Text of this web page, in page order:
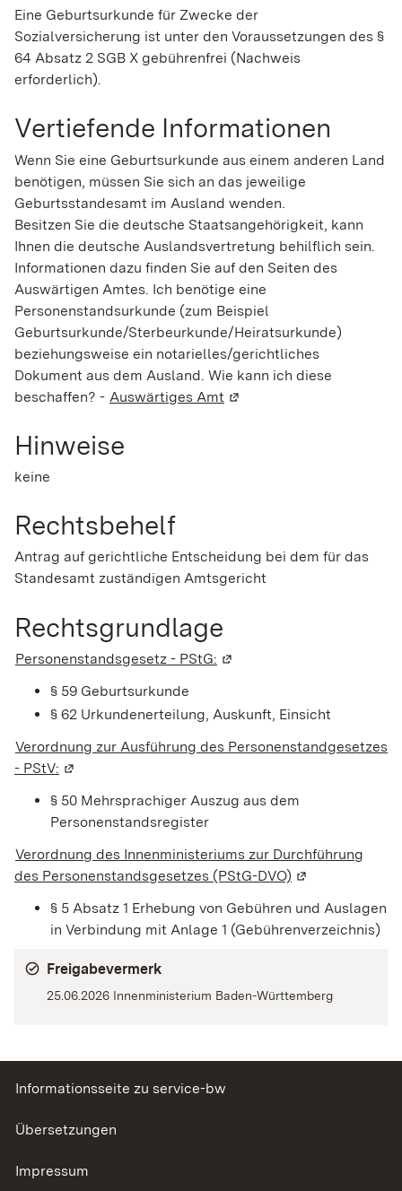
Eine Geburtsurkunde für Zwecke der
Sozialversicherung ist unter den Voraussetzungen des §
64 Absatz 2 SGB X gebührenfrei (Nachweis
erforderlich).
Vertiefende Informationen
Wenn Sie eine Geburtsurkunde aus einem anderen Land
benötigen, müssen Sie sich an das jeweilige
Geburtsstandesamt im Ausland wenden.
Besitzen Sie die deutsche Staatsangehörigkeit, kann
Ihnen die deutsche Auslandsvertretung behilflich sein.
Informationen dazu finden Sie auf den Seiten des
Auswärtigen Amtes. Ich benötige eine
Personenstandsurkunde (zum Beispiel
Geburtsurkunde/Sterbeurkunde/Heiratsurkunde)
beziehungsweise ein notarielles/gerichtliches
Dokument aus dem Ausland. Wie kann ich diese
beschaffen? - Auswärtiges Amt (Wird in einem neuen
Hinweise
keine
Rechtsbehelf
Antrag auf gerichtliche Entscheidung bei dem für das
Standesamt zuständigen Amtsgericht
Rechtsgrundlage
Personenstandsgesetz - PStG: (Wird in einem neuen
§ 59 Geburtsurkunde
§ 62 Urkundenerteilung, Auskunft, Einsicht
Verordnung zur Ausführung des Personenstandgesetzes
- PStV: (Wird in einem neuen Fenster geöffnet)
§ 50 Mehrsprachiger Auszug aus dem
Personenstandsregister
Verordnung des Innenministeriums zur Durchführung
des Personenstandsgesetzes (PStG-DVO) (Wird in einem
§ 5 Absatz 1 Erhebung von Gebühren und Auslagen
in Verbindung mit Anlage 1 (Gebührenverzeichnis)
Freigabevermerk
25.06.2026 Innenministerium Baden-Württemberg
Informationsseite zu service-bw
Übersetzungen
Impressum